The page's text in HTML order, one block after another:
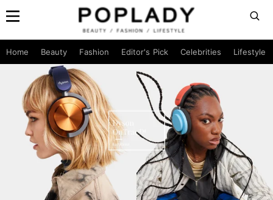
Home Beauty Fashion Editor's Pick Celebrities Lifestyle